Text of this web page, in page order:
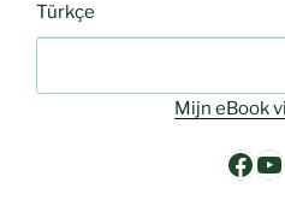
Türkçe
Mijn eBook